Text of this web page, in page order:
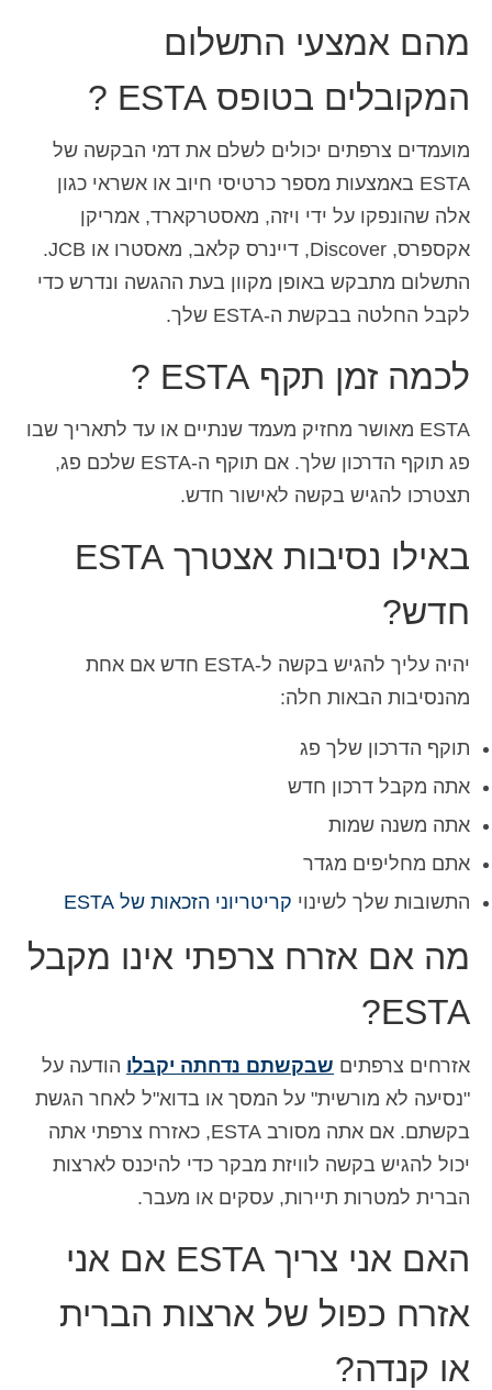
מהם אמצעי התשלום
המקובלים בטופס ESTA ?
מועמדים צרפתים יכולים לשלם את דמי הבקשה של
ESTA באמצעות מספר כרטיסי חיוב או אשראי כגון
אלה שהונפקו על ידי ויזה, מאסטרקארד, אמריקן
אקספרס, Discover, דיינרס קלאב, מאסטרו או JCB.
התשלום מתבקש באופן מקוון בעת ההגשה ונדרש כדי
לקבל החלטה בבקשת ה-ESTA שלך.
לכמה זמן תקף ESTA ?
ESTA מאושר מחזיק מעמד שנתיים או עד לתאריך שבו
פג תוקף הדרכון שלך. אם תוקף ה-ESTA שלכם פג,
תצטרכו להגיש בקשה לאישור חדש.
באילו נסיבות אצטרך ESTA
חדש?
יהיה עליך להגיש בקשה ל-ESTA חדש אם אחת
מהנסיבות הבאות חלה:
תוקף הדרכון שלך פג
אתה מקבל דרכון חדש
אתה משנה שמות
אתם מחליפים מגדר
התשובות שלך לשינוי קריטריוני הזכאות של ESTA
מה אם אזרח צרפתי אינו מקבל
ESTA?
אזרחים צרפתים שבקשתם נדחתה יקבלו הודעה על
"נסיעה לא מורשית" על המסך או בדוא"ל לאחר הגשת
בקשתם. אם אתה מסורב ESTA, כאזרח צרפתי אתה
יכול להגיש בקשה לוויזת מבקר כדי להיכנס לארצות
הברית למטרות תיירות, עסקים או מעבר.
האם אני צריך ESTA אם אני
אזרח כפול של ארצות הברית
או קנדה?